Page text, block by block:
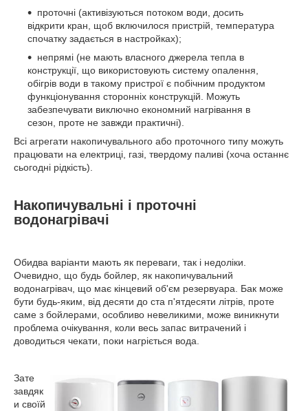
проточні (активізуються потоком води, досить
відкрити кран, щоб включилося пристрій, температура
спочатку задається в настройках);
непрямі (не мають власного джерела тепла в
конструкції, що використовують систему опалення,
обігрів води в такому пристрої є побічним продуктом
функціонування сторонніх конструкцій. Можуть
забезпечувати виключно економний нагрівання в
сезон, проте не завжди практичні).
Всі агрегати накопичувального або проточного типу можуть
працювати на електриці, газі, твердому паливі (хоча останнє
сьогодні рідкість).
Накопичувальні і проточні
водонагрівачі
Обидва варіанти мають як переваги, так і недоліки.
Очевидно, що будь бойлер, як накопичувальний
водонагрівач, що має кінцевий об'єм резервуара. Бак може
бути будь-яким, від десяти до ста п'ятдесяти літрів, проте
саме з бойлерами, особливо невеликими, може виникнути
проблема очікування, коли весь запас витрачений і
доводиться чекати, поки нагріється вода.
Зате
завдяк
и своїй